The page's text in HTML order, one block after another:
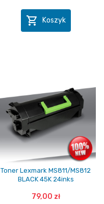
 Koszyk
Toner Lexmark MS811/MS812
BLACK 45K 24inks
79,00 zł